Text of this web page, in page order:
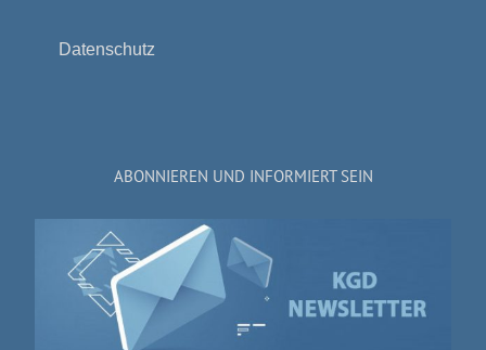
Datenschutz
ABONNIEREN UND INFORMIERT SEIN